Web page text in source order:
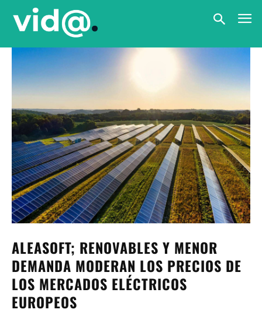
ALEASOFT; RENOVABLES Y MENOR
DEMANDA MODERAN LOS PRECIOS DE
LOS MERCADOS ELÉCTRICOS
EUROPEOS